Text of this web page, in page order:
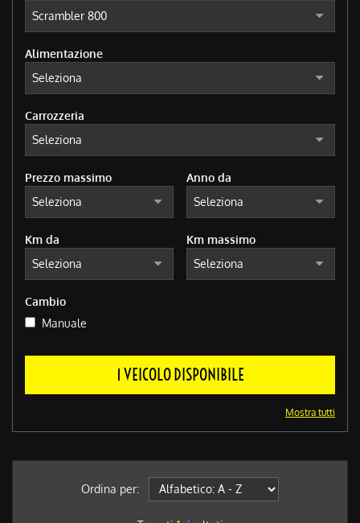
Alimentazione
Carrozzeria
Prezzo massimo Anno da
Km da Km massimo
Cambio
Manuale
1 VEICOLO DISPONIBILE
Mostra tutti
Ordina per: